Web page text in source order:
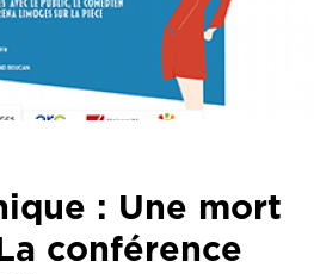
: Une mort
conférence